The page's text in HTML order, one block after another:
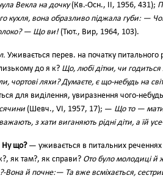
Векла на дочку(Кв.-Осн., II, 1956, 431);
кухля, вона образливо піджала губи: —
— Що ви!(Тют., Вир, 1964, 103).
Уживається перев. на початку
до я к? Що, любі дітки, чи
чортові ляхи? Думаєте, є що-небудь на
для виділення, увиразнення чого-
(Шевч., VI, 1957, 17); — Що то —
з хати виганяють рідні діти, а їй
що?— уживається в питальних реченнях
як там?, як справи? Ото було молодиці
Вона й почне:— Та вже всміхається,